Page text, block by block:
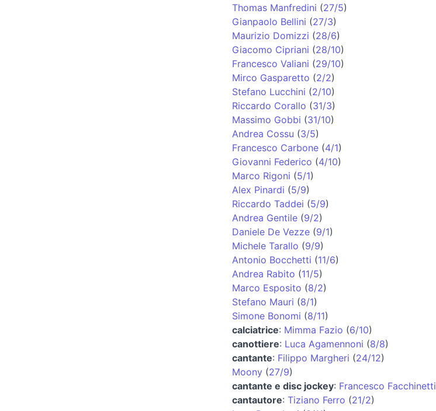
Thomas Manfredini (27/5)
Gianpaolo Bellini (27/3)
Maurizio Domizzi (28/6)
Giacomo Cipriani (28/10)
Francesco Valiani (29/10)
Mirco Gasparetto (2/2)
Stefano Lucchini (2/10)
Riccardo Corallo (31/3)
Massimo Gobbi (31/10)
Andrea Cossu (3/5)
Francesco Carbone (4/1)
Giovanni Federico (4/10)
Marco Rigoni (5/1)
Alex Pinardi (5/9)
Riccardo Taddei (5/9)
Andrea Gentile (9/2)
Daniele De Vezze (9/1)
Michele Tarallo (9/9)
Antonio Bocchetti (11/6)
Andrea Rabito (11/5)
Marco Esposito (8/2)
Stefano Mauri (8/1)
Simone Bonomi (8/11)
calciatrice: Mimma Fazio (6/10)
canottiere: Luca Agamennoni (8/8)
cantante: Filippo Margheri (24/12)
Moony (27/9)
cantante e disc jockey: Francesco Facchinetti
cantautore: Tiziano Ferro (21/2)